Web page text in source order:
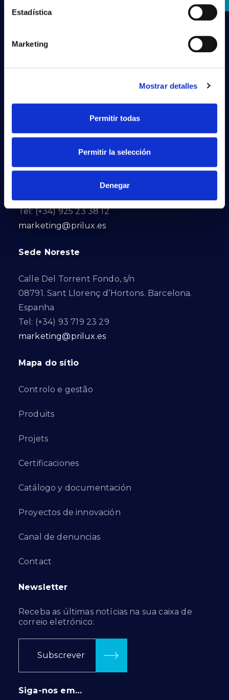
Estadística
Marketing
Mostrar detalles
Permitir todas
Permitir la selección
Denegar
Calle Río Jarama, 149
Tel: (+34) 925 23 38 12
marketing@prilux.es
Sede Noreste
Calle Del Torrent Fondo, s/n
08791. Sant Llorenç d’Hortons. Barcelona.
Espanha
Tel: (+34) 93 719 23 29
marketing@prilux.es
Mapa do sítio
Controlo e gestão
Produits
Projets
Certificaciones
Catálogo y documentación
Proyectos de innovación
Canal de denuncias
Contact
Newsletter
Receba as últimas notícias na sua caixa de
correio eletrónico:
Subscrever
Siga-nos em…